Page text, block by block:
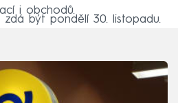
i obchodů.
zdá být pondělí 30. listopadu.